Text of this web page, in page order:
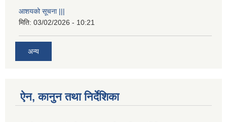
आशयको सूचना |||
मिति: 03/02/2026 - 10:21
अन्य
ऐन, कानुन तथा निर्देशिका